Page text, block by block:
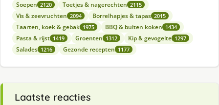
Soepen 2120 Toetjes & nagerechten 2115
Vis & zeevruchten 2094 Borrelhapjes & tapas 2015
Taarten, koek & gebak 1975 BBQ & buiten koken 1434
Pasta & rijst 1419 Groenten 1312 Kip & gevogelte 1297
Salades 1216 Gezonde recepten 1177
Laatste reacties